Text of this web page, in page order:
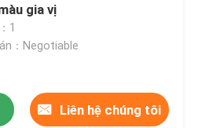
cà phê
gia vị
1
：Negotiable
Liên hệ chúng tôi